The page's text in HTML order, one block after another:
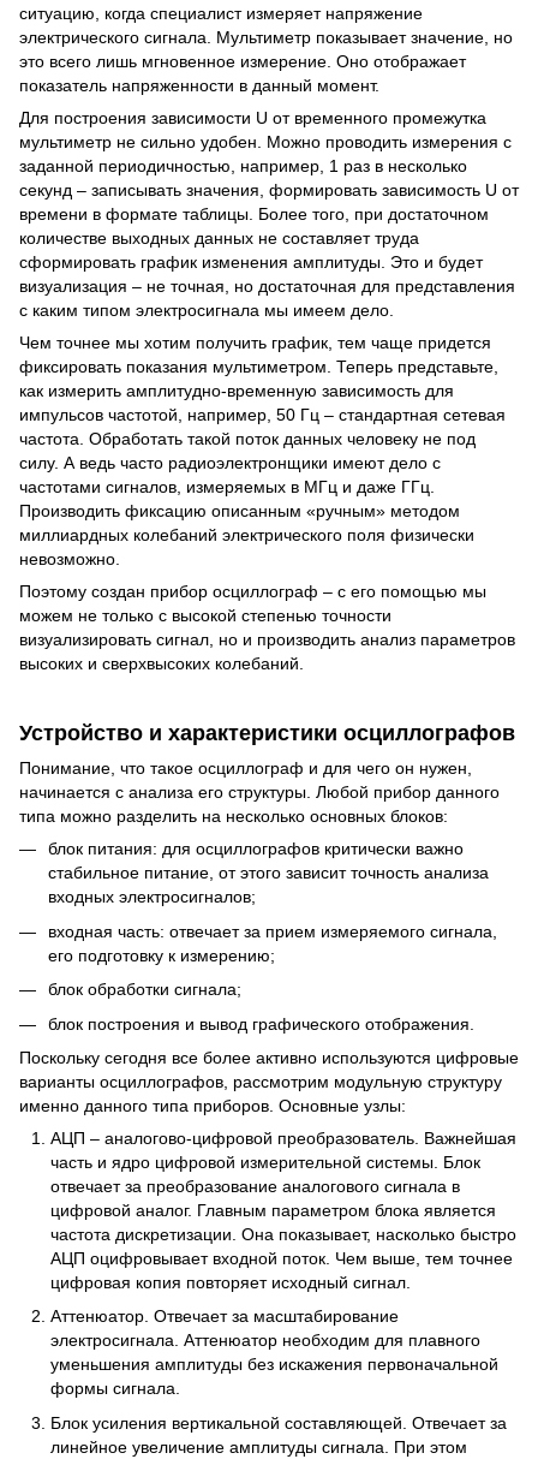
ситуацию, когда специалист измеряет напряжение
электрического сигнала. Мультиметр показывает значение, но
это всего лишь мгновенное измерение. Оно отображает
показатель напряженности в данный момент.
Для построения зависимости U от временного промежутка
мультиметр не сильно удобен. Можно проводить измерения с
заданной периодичностью, например, 1 раз в несколько
секунд – записывать значения, формировать зависимость U от
времени в формате таблицы. Более того, при достаточном
количестве выходных данных не составляет труда
сформировать график изменения амплитуды. Это и будет
визуализация – не точная, но достаточная для представления
с каким типом электросигнала мы имеем дело.
Чем точнее мы хотим получить график, тем чаще придется
фиксировать показания мультиметром. Теперь представьте,
как измерить амплитудно-временную зависимость для
импульсов частотой, например, 50 Гц – стандартная сетевая
частота. Обработать такой поток данных человеку не под
силу. А ведь часто радиоэлектронщики имеют дело с
частотами сигналов, измеряемых в МГц и даже ГГц.
Производить фиксацию описанным «ручным» методом
миллиардных колебаний электрического поля физически
невозможно.
Поэтому создан прибор осциллограф – с его помощью мы
можем не только с высокой степенью точности
визуализировать сигнал, но и производить анализ параметров
высоких и сверхвысоких колебаний.
Устройство и характеристики осциллографов
Понимание, что такое осциллограф и для чего он нужен,
начинается с анализа его структуры. Любой прибор данного
типа можно разделить на несколько основных блоков:
блок питания: для осциллографов критически важно
стабильное питание, от этого зависит точность анализа
входных электросигналов;
входная часть: отвечает за прием измеряемого сигнала,
его подготовку к измерению;
блок обработки сигнала;
блок построения и вывод графического отображения.
Поскольку сегодня все более активно используются цифровые
варианты осциллографов, рассмотрим модульную структуру
именно данного типа приборов. Основные узлы:
АЦП – аналогово-цифровой преобразователь. Важнейшая
часть и ядро цифровой измерительной системы. Блок
отвечает за преобразование аналогового сигнала в
цифровой аналог. Главным параметром блока является
частота дискретизации. Она показывает, насколько быстро
АЦП оцифровывает входной поток. Чем выше, тем точнее
цифровая копия повторяет исходный сигнал.
Аттенюатор. Отвечает за масштабирование
электросигнала. Аттенюатор необходим для плавного
уменьшения амплитуды без искажения первоначальной
формы сигнала.
Блок усиления вертикальной составляющей. Отвечает за
линейное увеличение амплитуды сигнала. При этом